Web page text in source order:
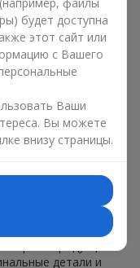
разные
продукция для
сувениры к
и события. В нашем
для букетов,
и может быть
к
детали и
будет доступна
этот сайт или
с Вашего
Ваши
Вы можете
внизу страницы.